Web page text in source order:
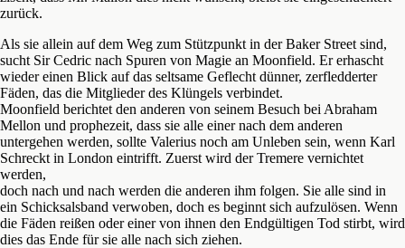
zurück.
Als sie allein auf dem Weg zum Stützpunkt in der Baker Street sind,
sucht Sir Cedric nach Spuren von Magie an Moonfield. Er erhascht
wieder einen Blick auf das seltsame Geflecht dünner, zerfledderter
Fäden, das die Mitglieder des Klüngels verbindet.
Moonfield berichtet den anderen von seinem Besuch bei Abraham
Mellon und prophezeit, dass sie alle einer nach dem anderen
untergehen werden, sollte Valerius noch am Unleben sein, wenn Karl
Schreckt in London eintrifft. Zuerst wird der Tremere vernichtet
werden,
doch nach und nach werden die anderen ihm folgen. Sie alle sind in
ein Schicksalsband verwoben, doch es beginnt sich aufzulösen. Wenn
die Fäden reißen oder einer von ihnen den Endgültigen Tod stirbt, wird
dies das Ende für sie alle nach sich ziehen.